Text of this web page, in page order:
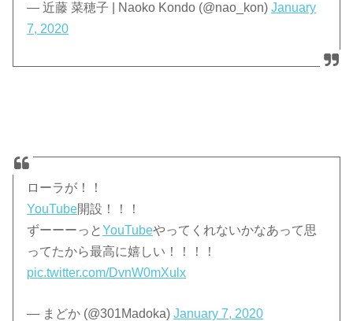
— 近藤 菜穂子 | Naoko Kondo (@nao_kon)January
7, 2020
ローラが！！
YouTube開設！！！
ずーーーっとYouTubeやってくれないかなあって思
ってたから最高に嬉しい！！！！
pic.twitter.com/DvnW0mXulx
— まどか (@301Madoka)January 7, 2020